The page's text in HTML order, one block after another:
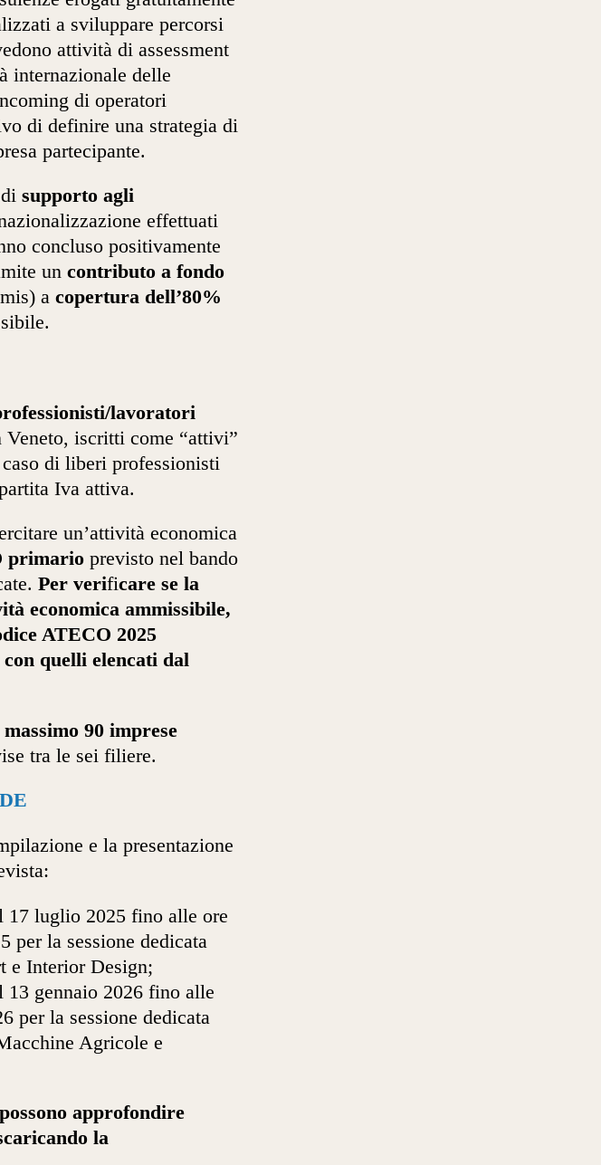
a sviluppare percorsi
attività di assessment
internazionale delle
di operatori
di definire una strategia di
partecipante.
supporto agli
effettuati
concluso positivamente
un contributo a fondo
a copertura dell’80%
lavoratori
Veneto, iscritti come “attivi”
di liberi professionisti
Iva attiva.
un’attività economica
primario previsto nel bando
Per verificare se la
economica ammissibile,
ATECO 2025
quelli elencati dal
massimo 90 imprese
tra le sei filiere.
e la presentazione
17 luglio 2025 fino alle ore
per la sessione dedicata
e Interior Design;
13 gennaio 2026 fino alle
per la sessione dedicata
Agricole e
approfondire
la